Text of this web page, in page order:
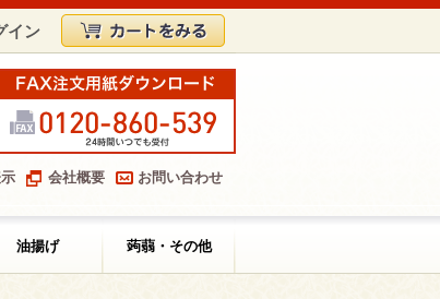
イン
会社概要 お問い合わせ
油揚げ 蒟蒻・その他